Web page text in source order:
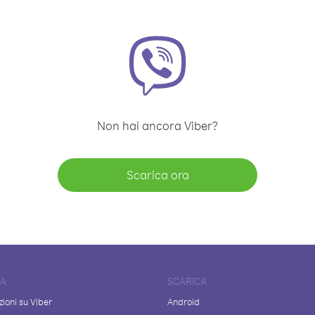
Non hai ancora Viber?
Scarica ora
su Viber
SCARICA
Android